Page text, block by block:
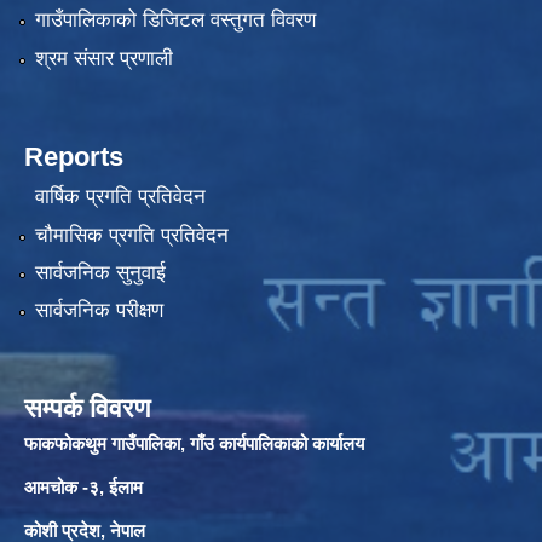
गाउँपालिकाको डिजिटल वस्तुगत विवरण
श्रम संसार प्रणाली
Reports
वार्षिक प्रगति प्रतिवेदन
चौमासिक प्रगति प्रतिवेदन
सार्वजनिक सुनुवाई
सार्वजनिक परीक्षण
सम्पर्क विवरण
फाकफोकथुम गाउँपालिका, गाँउ कार्यपालिकाको कार्यालय
आमचोक -३, ईलाम
कोशी प्रदेश, नेपाल